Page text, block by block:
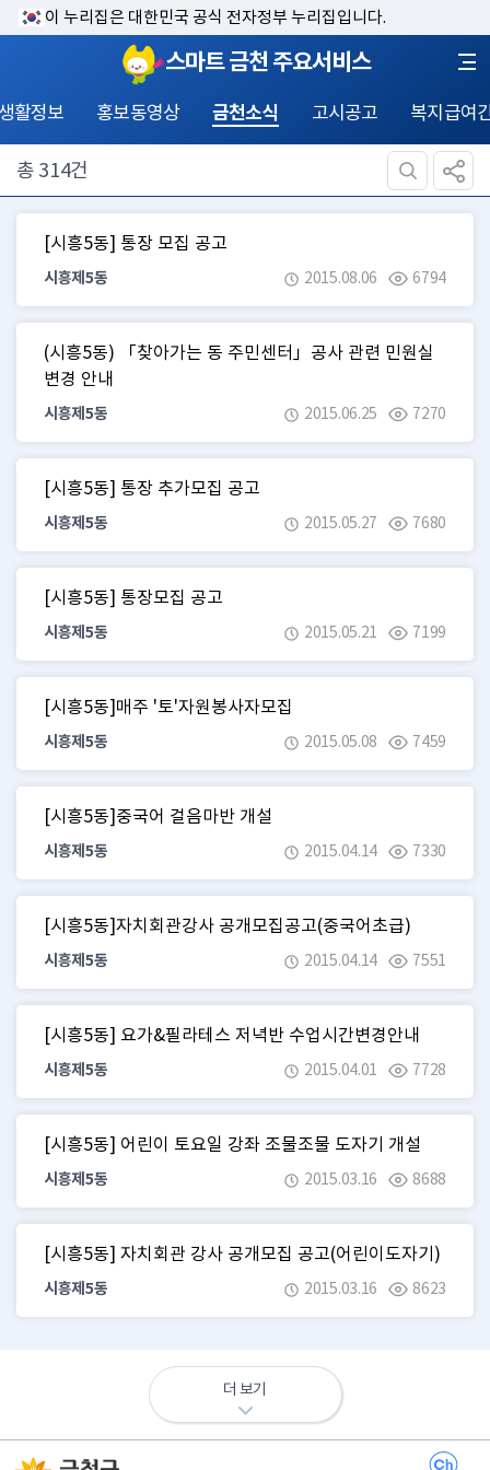
이 누리집은 대한민국 공식 전자정부 누리집입니다.
스마트 금천 주요서비스
활정보 홍보동영상 금천소식 고시공고 복지급여
총 314건
[시흥5동] 통장 모집 공고
시흥제5동 2015.08.06 6794
(시흥5동) 「찾아가는 동 주민센터」공사 관련 민원실
변경 안내
시흥제5동 2015.06.25 7270
[시흥5동] 통장 추가모집 공고
시흥제5동 2015.05.27 7680
[시흥5동] 통장모집 공고
시흥제5동 2015.05.21 7199
[시흥5동]매주 '토'자원봉사자모집
시흥제5동 2015.05.08 7459
[시흥5동]중국어 걸음마반 개설
시흥제5동 2015.04.14 7330
[시흥5동]자치회관강사 공개모집공고(중국어초급)
시흥제5동 2015.04.14 7551
[시흥5동] 요가&필라테스 저녁반 수업시간변경안내
시흥제5동 2015.04.01 7728
[시흥5동] 어린이 토요일 강좌 조물조물 도자기 개설
시흥제5동 2015.03.16 8688
[시흥5동] 자치회관 강사 공개모집 공고(어린이도자기)
시흥제5동 2015.03.16 8623
더 보기